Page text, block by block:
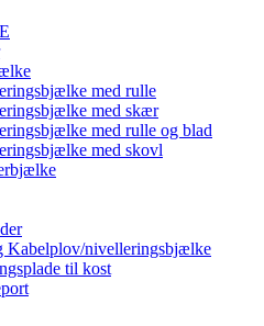
med rulle
med skær
med rulle og blad
med skovl
Kabelplov/nivelleringsbjælke
til kost